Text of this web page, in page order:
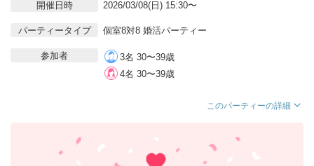
開催日時 2026/03/08(日) 15:30〜
パーティータイプ 個室8対8 婚活パーティー
参加者
3名 30〜39歳
4名 30〜39歳
このパーティーの詳細